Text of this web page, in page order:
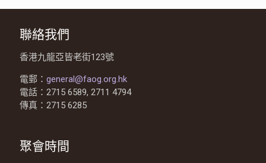
聯絡我們
香港九龍亞皆老街123號
電郵： general@faog.org.hk
電話：2715 6589, 2711 4794
傳真：2715 6285
聚會時間